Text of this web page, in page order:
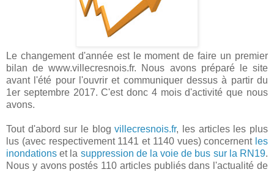
Le changement d'année est le moment de faire un premier
bilan de www.villecresnois.fr. Nous avons préparé le site
avant l'été pour l'ouvrir et communiquer dessus à partir du
1er septembre 2017. C'est donc 4 mois d'activité que nous
avons.
Tout d'abord sur le blogvillecresnois.fr, les articles les plus
lus (avec respectivement 1141 et 1140 vues) concernent les
inondations et la suppression de la voie de bus sur la RN19.
Nous y avons postés 110 articles publiés dans l'actualité de